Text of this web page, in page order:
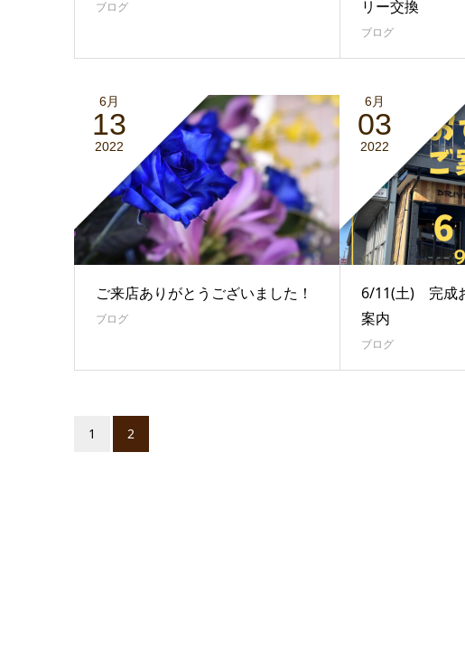
ブログ
リー交換
ブログ
6月
13
2022
ご来店ありがとうございました！
ブログ
6月
03
2022
6/11(土) 完成
案内
ブログ
1 2